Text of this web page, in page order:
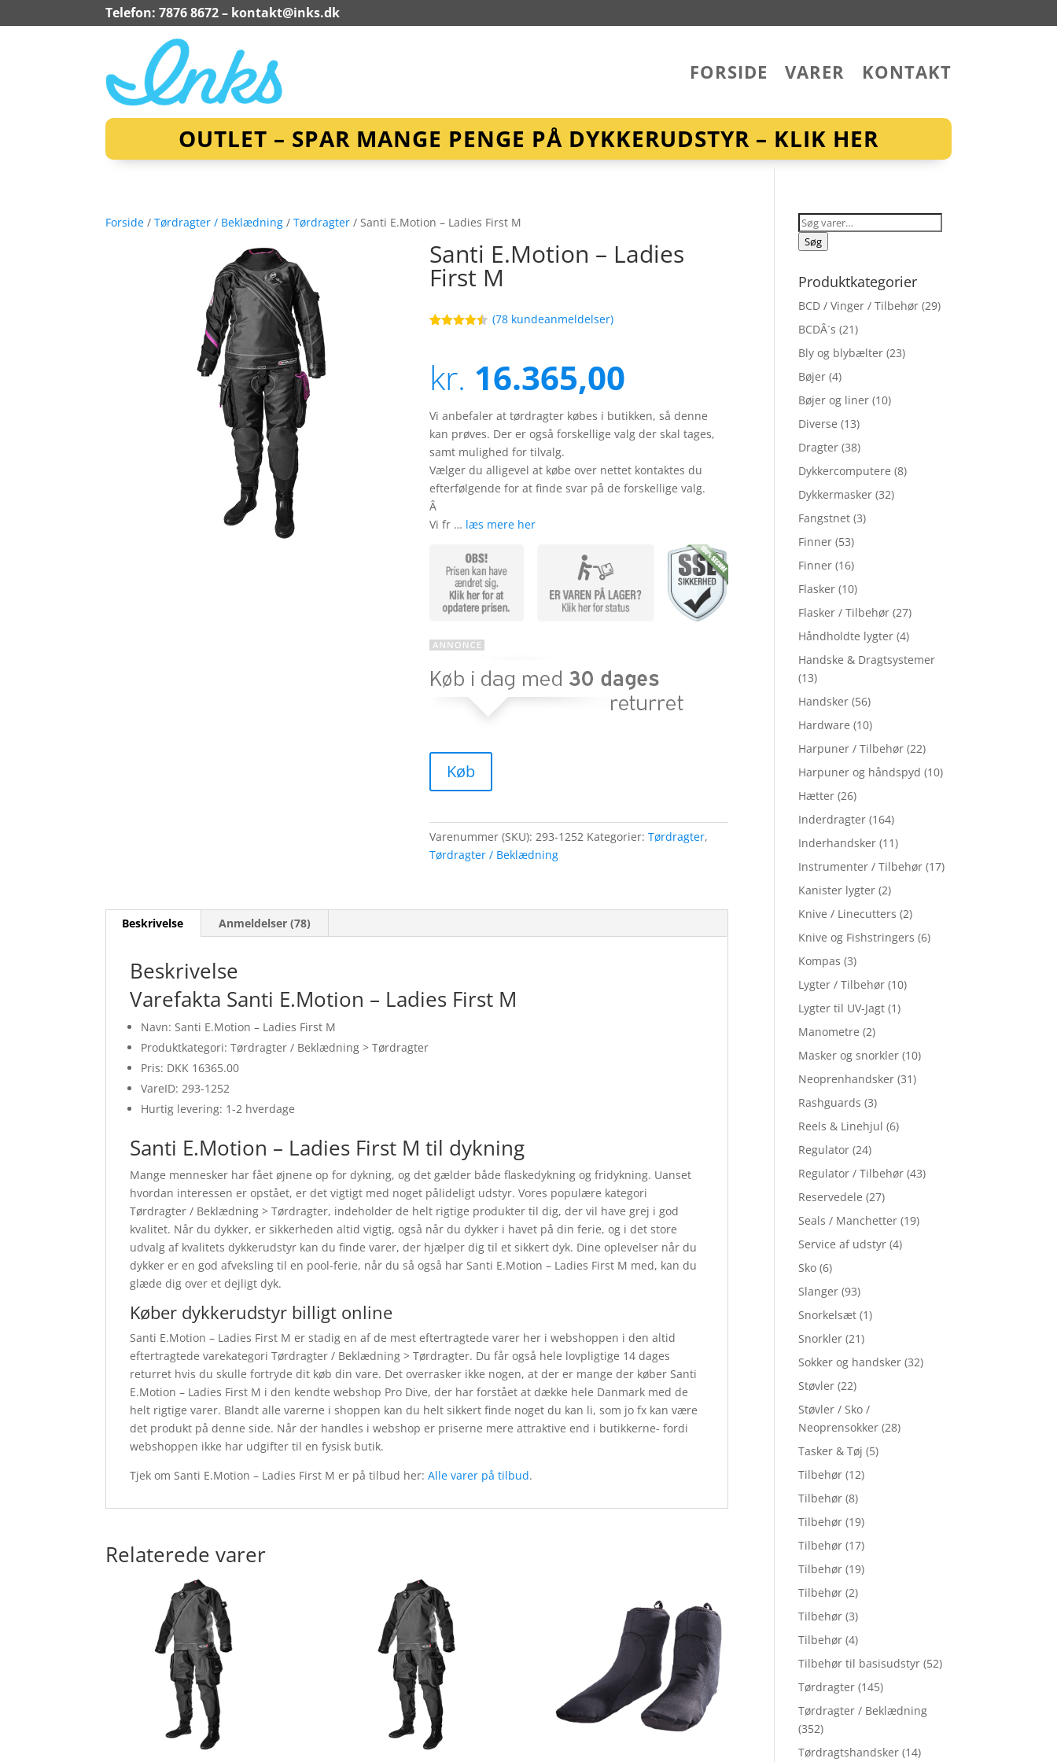
Telefon: 7876 8672 – kontakt@inks.dk
FORSIDE VARER KONTAKT
OUTLET – SPAR MANGE PENGE PÅ DYKKERUDSTYR – KLIK HER
Forside /Tørdragter / Beklædning /Tørdragter / Santi E.Motion – Ladies First M
Santi E.Motion – Ladies
First M
baseret
på
kundebedø
(78kundeanmeldelser)
kr. 16.365,00
Vi anbefaler at tørdragter købes i butikken, så denne
kan prøves. Der er også forskellige valg der skal tages,
samt mulighed for tilvalg.
Vælger du alligevel at købe over nettet kontaktes du
efterfølgende for at finde svar på de forskellige valg.
Â
Vi fr … læs mere her
Køb
Varenummer (SKU):293-1252 Kategorier:Tørdragter,
Tørdragter / Beklædning
Beskrivelse Anmeldelser (78)
Beskrivelse
Varefakta Santi E.Motion – Ladies First M
Navn: Santi E.Motion – Ladies First M
Produktkategori: Tørdragter / Beklædning > Tørdragter
Pris: DKK 16365.00
VareID: 293-1252
Hurtig levering: 1-2 hverdage
Santi E.Motion – Ladies First M til dykning
Mange mennesker har fået øjnene op for dykning, og det gælder både flaskedykning og fridykning. Uanset
hvordan interessen er opstået, er det vigtigt med noget pålideligt udstyr. Vores populære kategori
Tørdragter / Beklædning > Tørdragter, indeholder de helt rigtige produkter til dig, der vil have grej i god
kvalitet. Når du dykker, er sikkerheden altid vigtig, også når du dykker i havet på din ferie, og i det store
udvalg af kvalitets dykkerudstyr kan du finde varer, der hjælper dig til et sikkert dyk. Dine oplevelser når du
dykker er en god afveksling til en pool-ferie, når du så også har Santi E.Motion – Ladies First M med, kan du
glæde dig over et dejligt dyk.
Køber dykkerudstyr billigt online
Santi E.Motion – Ladies First M er stadig en af de mest eftertragtede varer her i webshoppen i den altid
eftertragtede varekategori Tørdragter / Beklædning > Tørdragter. Du får også hele lovpligtige 14 dages
returret hvis du skulle fortryde dit køb din vare. Det overrasker ikke nogen, at der er mange der køber Santi
E.Motion – Ladies First M i den kendte webshop Pro Dive, der har forstået at dække hele Danmark med de
helt rigtige varer. Blandt alle varerne i shoppen kan du helt sikkert finde noget du kan li, som jo fx kan være
det produkt på denne side. Når der handles i webshop er priserne mere attraktive end i butikkerne- fordi
webshoppen ikke har udgifter til en fysisk butik.
Tjek om Santi E.Motion – Ladies First M er på tilbud her:Alle varer på tilbud.
Relaterede varer
Søg
efter:
Søg
Produktkategorier
BCD / Vinger / Tilbehør (29)
BCDÂ´s (21)
Bly og blybælter (23)
Bøjer (4)
Bøjer og liner (10)
Diverse (13)
Dragter (38)
Dykkercomputere (8)
Dykkermasker (32)
Fangstnet (3)
Finner (53)
Finner (16)
Flasker (10)
Flasker / Tilbehør (27)
Håndholdte lygter (4)
Handske & Dragtsystemer
(13)
Handsker (56)
Hardware (10)
Harpuner / Tilbehør (22)
Harpuner og håndspyd (10)
Hætter (26)
Inderdragter (164)
Inderhandsker (11)
Instrumenter / Tilbehør (17)
Kanister lygter (2)
Knive / Linecutters (2)
Knive og Fishstringers (6)
Kompas (3)
Lygter / Tilbehør (10)
Lygter til UV-Jagt (1)
Manometre (2)
Masker og snorkler (10)
Neoprenhandsker (31)
Rashguards (3)
Reels & Linehjul (6)
Regulator (24)
Regulator / Tilbehør (43)
Reservedele (27)
Seals / Manchetter (19)
Service af udstyr (4)
Sko (6)
Slanger (93)
Snorkelsæt (1)
Snorkler (21)
Sokker og handsker (32)
Støvler (22)
Støvler / Sko /
Neoprensokker (28)
Tasker & Tøj (5)
Tilbehør (12)
Tilbehør (8)
Tilbehør (19)
Tilbehør (17)
Tilbehør (19)
Tilbehør (2)
Tilbehør (3)
Tilbehør (4)
Tilbehør til basisudstyr (52)
Tørdragter (145)
Tørdragter / Beklædning
(352)
Tørdragtshandsker (14)